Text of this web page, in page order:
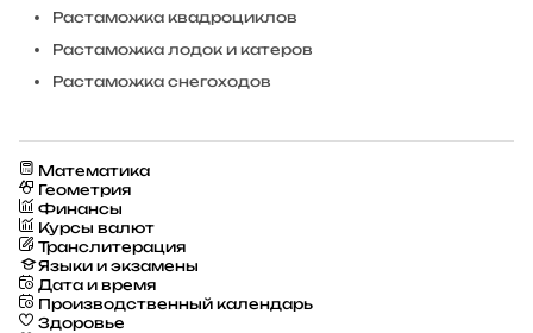
Растаможка квадроциклов
Растаможка лодок и катеров
Растаможка снегоходов
Математика
Геометрия
Финансы
Курсы валют
Транслитерация
Языки и экзамены
Дата и время
Производственный календарь
Здоровье